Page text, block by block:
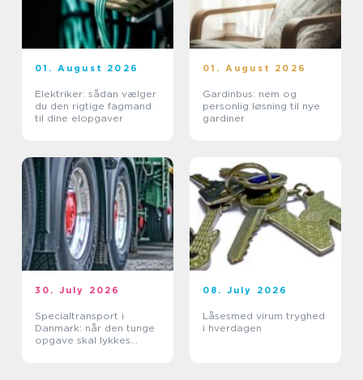
01. August 2026
Elektriker: sådan vælger
du den rigtige fagmand
til dine elopgaver
01. August 2026
Gardinbus: nem og
personlig løsning til nye
gardiner
30. July 2026
Specialtransport i
Danmark: når den tunge
opgave skal lykkes
08. July 2026
Låsesmed virum tryghed
i hverdagen